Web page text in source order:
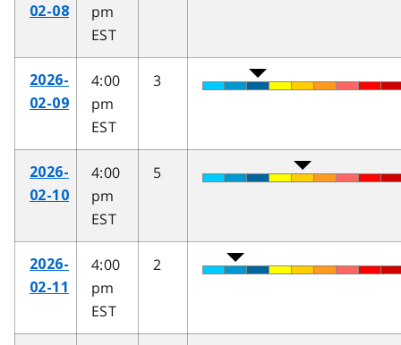
02-08
pm
EST
2026-
02-09
4:00
pm
EST
3
2026-
02-10
4:00
pm
EST
5
2026-
02-11
4:00
pm
EST
2